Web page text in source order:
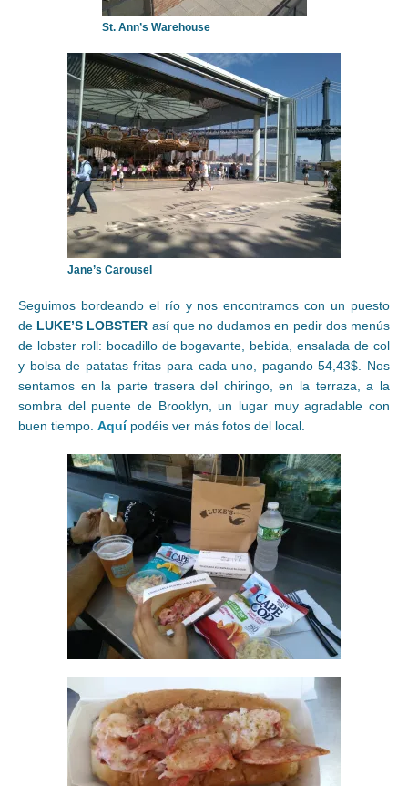
St. Ann’s Warehouse
Jane’s Carousel
Seguimos bordeando el río y nos encontramos con un puesto
de LUKE’S LOBSTER así que no dudamos en pedir dos menús
de lobster roll: bocadillo de bogavante, bebida, ensalada de col
y bolsa de patatas fritas para cada uno, pagando 54,43$. Nos
sentamos en la parte trasera del chiringo, en la terraza, a la
sombra del puente de Brooklyn, un lugar muy agradable con
buen tiempo. Aquípodéis ver más fotos del local.